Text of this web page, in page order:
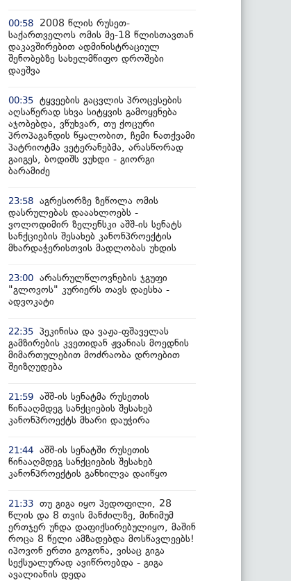
00:58
2008 წლის რუსეთ-
საქართველოს ომის მე-18 წლისთავთან
დაკავშირებით ადმინისტრაციულ
შენობებზე სახელმწიფო დროშები
დაეშვა
00:35 ტყვეების გაცვლის პროცესების
აღსაწერად სხვა სიტყვის გამოყენება
აჯობებდა, ვწუხვარ, თუ ქოცური
პროპაგანდის წყალობით, ჩემი ნათქვამი
პატრიოტმა ვეტერანებმა, არასწორად
გაიგეს, ბოდიშს ვუხდი - გიორგი
ბარამიძე
23:58 აგრესორზე ზეწოლა ომის
დასრულებას დააახლოებს -
ვოლოდიმირ ზელენსკი აშშ-ის სენატს
სანქციების შესახებ კანონპროექტის
მხარდაჭერისთვის მადლობას უხდის
23:00 არასრულწლოვნების ჯგუფი
"გლოვოს" კურიერს თავს დაესხა -
ადვოკატი
22:35 პეკინისა და ვაჟა-ფშაველას
გამზირების კვეთიდან ჟვანიას მოედნის
მიმართულებით მოძრაობა დროებით
შეიზღუდება
21:59 აშშ-ის სენატმა რუსეთის
წინააღმდეგ სანქციების შესახებ
კანონპროექტს მხარი დაუჭირა
21:44 აშშ-ის სენატში რუსეთის
წინააღმდეგ სანქციების შესახებ
კანონპროექტის განხილვა დაიწყო
21:33 თუ გიგა იყო პედოფილი, 28
წლის და 8 თვის მანძილზე, მინიმუმ
ერთჯერ უნდა დაფიქსირებულიყო, მაშინ
როცა 8 წელი ამზადებდა მოსწავლეებს!
იპოვონ ერთი გოგონა, ვისაც გიგა
სექსუალურად ავიწროებდა - გიგა
ავალიანის დედა